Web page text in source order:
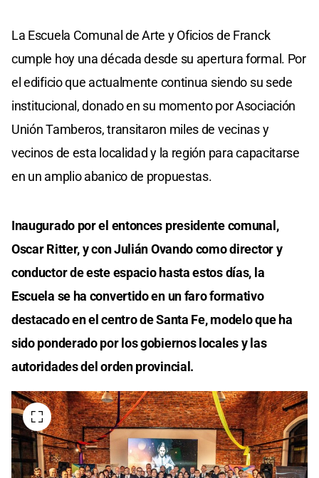
La Escuela Comunal de Arte y Oficios de Franck
cumple hoy una década desde su apertura formal. Por
el edificio que actualmente continua siendo su sede
institucional, donado en su momento por Asociación
Unión Tamberos, transitaron miles de vecinas y
vecinos de esta localidad y la región para capacitarse
en un amplio abanico de propuestas.
Inaugurado por el entonces presidente comunal,
Oscar Ritter, y con Julián Ovando como director y
conductor de este espacio hasta estos días, la
Escuela se ha convertido en un faro formativo
destacado en el centro de Santa Fe, modelo que ha
sido ponderado por los gobiernos locales y las
autoridades del orden provincial.